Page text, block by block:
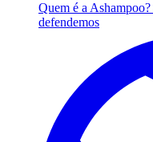
Quem é a Ashampoo?
defendemos